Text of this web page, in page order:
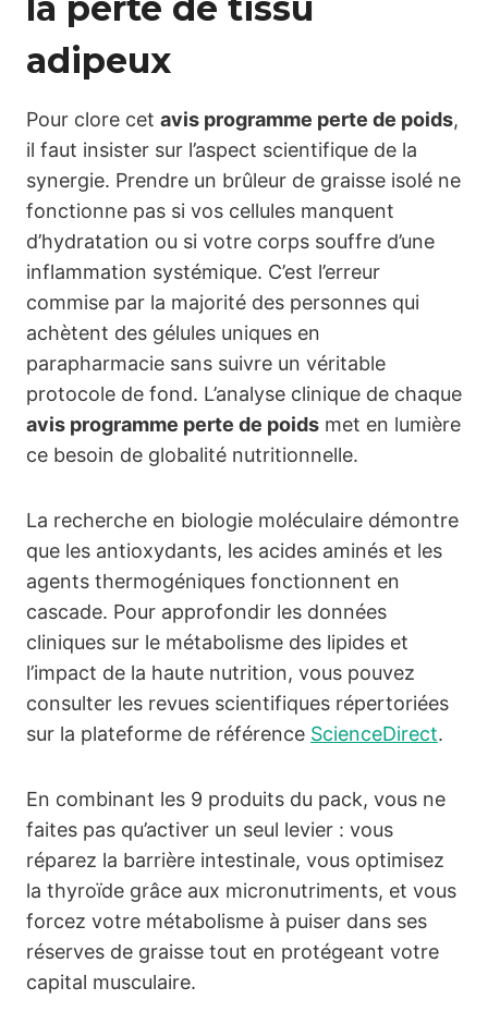
adipeux
Pour clore cet avis programme perte de poids,
il faut insister sur l’aspect scientifique de la
synergie. Prendre un brûleur de graisse isolé ne
fonctionne pas si vos cellules manquent
d’hydratation ou si votre corps souffre d’une
inflammation systémique. C’est l’erreur
commise par la majorité des personnes qui
achètent des gélules uniques en
parapharmacie sans suivre un véritable
protocole de fond. L’analyse clinique de chaque
avis programme perte de poids met en lumière
ce besoin de globalité nutritionnelle.
La recherche en biologie moléculaire démontre
que les antioxydants, les acides aminés et les
agents thermogéniques fonctionnent en
cascade. Pour approfondir les données
cliniques sur le métabolisme des lipides et
l’impact de la haute nutrition, vous pouvez
consulter les revues scientifiques répertoriées
sur la plateforme de référence ScienceDirect.
En combinant les 9 produits du pack, vous ne
faites pas qu’activer un seul levier : vous
réparez la barrière intestinale, vous optimisez
la thyroïde grâce aux micronutriments, et vous
forcez votre métabolisme à puiser dans ses
réserves de graisse tout en protégeant votre
capital musculaire.